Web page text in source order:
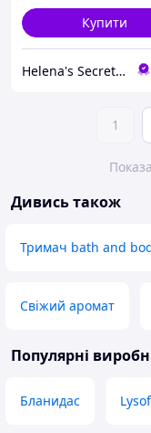
Купити
Helena's Secrets - ароматна косметика для тіла та душі
1
Дивись також
Тримач bath and
Свіжий аромат
Популярні
Бланидас